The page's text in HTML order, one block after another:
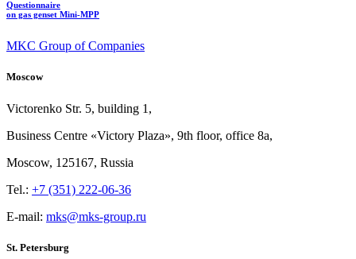
Questionnaire
on gas genset Mini-MPP
MKC Group of Companies
Moscow
Victorenko Str. 5, building 1,
Business Centre «Victory Plaza», 9th floor, office 8a,
Moscow, 125167, Russia
Tel.: +7 (351) 222-06-36
E-mail: mks@mks-group.ru
St. Petersburg